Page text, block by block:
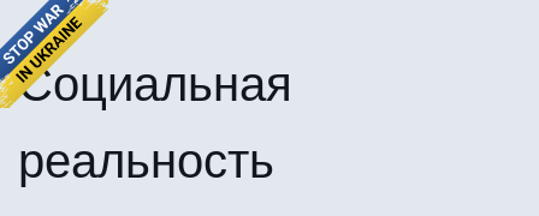
Социальная
реальность